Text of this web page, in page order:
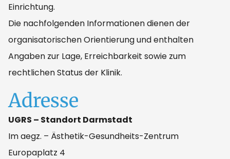
Einrichtung.
Die nachfolgenden Informationen dienen der
organisatorischen Orientierung und enthalten
Angaben zur Lage, Erreichbarkeit sowie zum
rechtlichen Status der Klinik.
Adresse
UGRS – Standort Darmstadt
Im aegz. – Ästhetik-Gesundheits-Zentrum
Europaplatz 4